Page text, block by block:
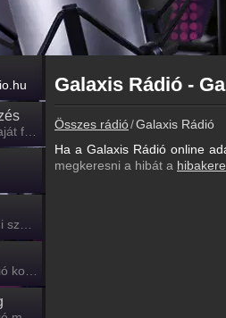
Galaxis Rádió -
Összes rádió Galaxis Rádió
Ha a Galaxis Rádió online
megkeresni a hibát a